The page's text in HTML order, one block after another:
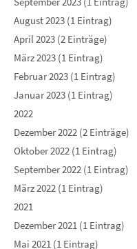
August 2023 (1 Eintrag)
April 2023 (2 Einträge)
März 2023 (1 Eintrag)
Februar 2023 (1 Eintrag)
Januar 2023 (1 Eintrag)
2022
Dezember 2022 (2 Einträge)
Oktober 2022 (1 Eintrag)
September 2022 (1 Eintrag)
März 2022 (1 Eintrag)
2021
Dezember 2021 (1 Eintrag)
Mai 2021 (1 Eintrag)